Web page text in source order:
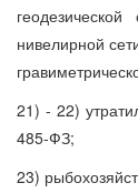
нивелирной
21) - 22)
485-ФЗ;
23)